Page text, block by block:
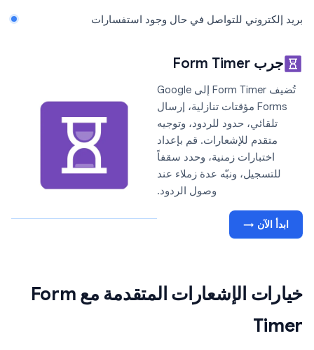
بريد إلكتروني للتواصل في حال وجود استفسارات
جرب Form Timer
تُضيف Form Timer إلى Google
Forms مؤقتات تنازلية، إرسال
تلقائي، حدود للردود، وتوجيه
متقدم للإشعارات. قم بإعداد
اختبارات زمنية، وحدد سقفاً
للتسجيل، ونبّه عدة زملاء عند
وصول الردود.
ابدأ الآن →
خيارات الإشعارات المتقدمة مع Form
Timer